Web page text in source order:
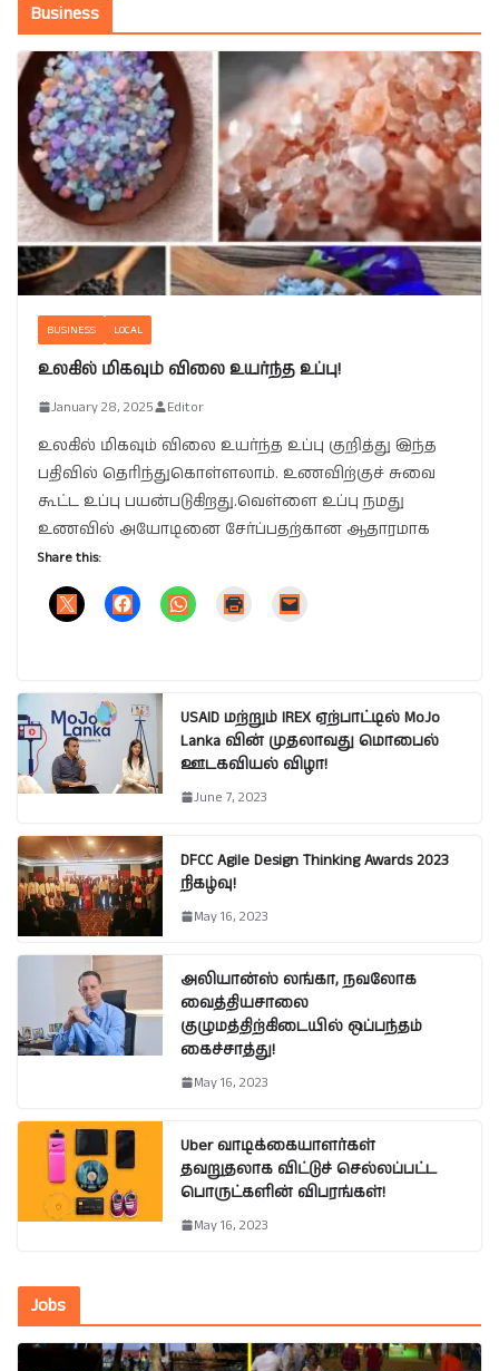
Business
BUSINESS LOCAL
உலகில் மிகவும் விலை உயர்ந்த உப்பு!
January 28, 2025 Editor
உலகில் மிகவும் விலை உயர்ந்த உப்பு குறித்து இந்த
பதிவில் தெரிந்துகொள்ளலாம். உணவிற்குச் சுவை
கூட்ட உப்பு பயன்படுகிறது.வெள்ளை உப்பு நமது
உணவில் அயோடினை சேர்ப்பதற்கான ஆதாரமாக
Share this:
USAID மற்றும் IREX ஏற்பாட்டில் MoJo
Lanka வின் முதலாவது மொபைல்
ஊடகவியல் விழா!
June 7, 2023
DFCC Agile Design Thinking Awards 2023
நிகழ்வு!
May 16, 2023
அலியான்ஸ் லங்கா, நவலோக
வைத்தியசாலை
குழுமத்திற்கிடையில் ஒப்பந்தம்
கைச்சாத்து!
May 16, 2023
Uber வாடிக்கையாளர்கள்
தவறுதலாக விட்டுச் செல்லப்பட்ட
பொருட்களின் விபரங்கள்!
May 16, 2023
Jobs